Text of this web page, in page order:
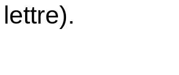
lettre).